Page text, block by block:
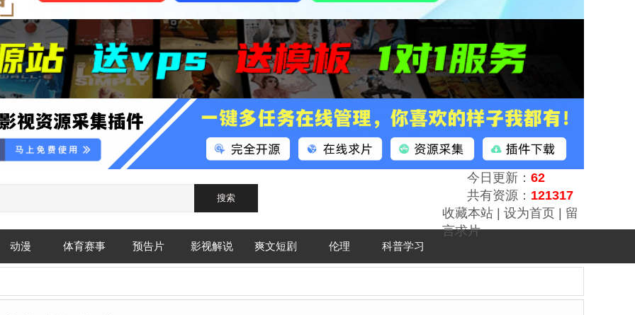
今日更新： 62
共有资源： 121317
收藏本站
设为首页
留
言求片
动漫 体育赛事 预告片 影视解说 爽文短剧 伦理 科普学习